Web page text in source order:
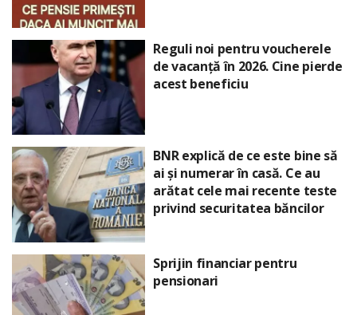
Reguli noi pentru voucherele
de vacanță în 2026. Cine pierde
acest beneficiu
BNR explică de ce este bine să
ai și numerar în casă. Ce au
arătat cele mai recente teste
privind securitatea băncilor
Sprijin financiar pentru
pensionari